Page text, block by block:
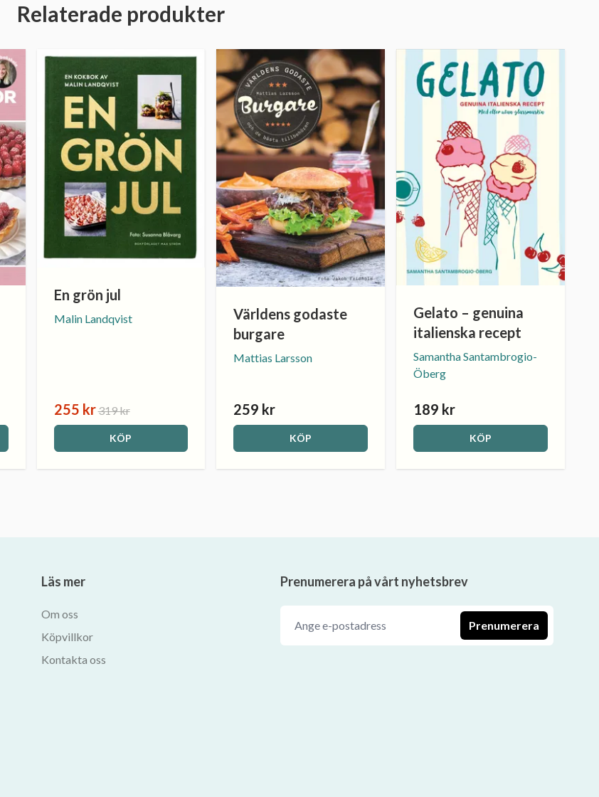
Relaterade produkter
En grön jul
Malin Landqvist
255 kr319 kr
KÖP
Världens godaste
burgare
Mattias Larsson
259 kr
KÖP
Gelato – genuina
italienska recept
Samantha Santambrogio-
Öberg
189 kr
KÖP
Läs mer
Om oss
Köpvillkor
Kontakta oss
Prenumerera på vårt nyhetsbrev
Prenumerera